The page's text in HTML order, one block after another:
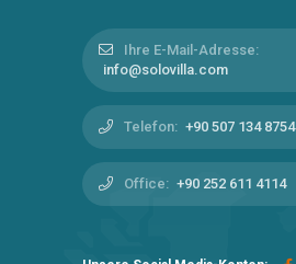
Ihre E-Mail-Adresse:
info@solovilla.com
Telefon: +90 507 134 8754
Office: +90 252 611 4114